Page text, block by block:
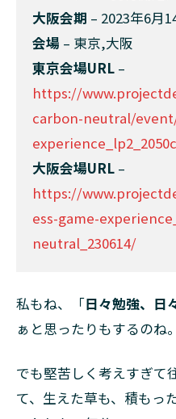
大阪会期 – 2023年6月
会場 – 東京,大阪
東京会場URL –
https://
carbon-neutral/
大阪会場URL –
https://
ess-game-
neutral_230614/
私もね、「日々勉強、日
ぁと思ったりもするのね。
でも堅苦しく考えすぎ
て、生えた草も、積もっ